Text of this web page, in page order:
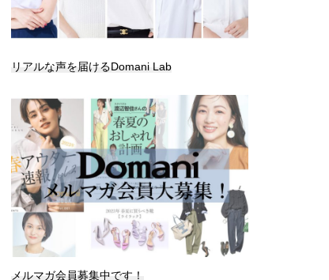
リアルな声を届けるDomani Lab
メルマガ会員募集中です！